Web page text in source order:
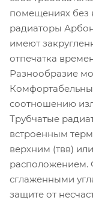
помещениях без
радиаторы
имеют
отпечатка
Разнообразие
соотношению
Трубчатые
встроенным
верхним (твв)
расположением.
сглаженными
защите от